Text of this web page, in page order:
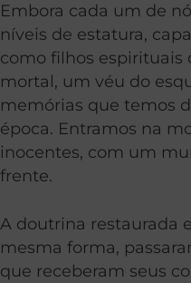
Embora cada um de
níveis de estatura,
como filhos espirituais
mortal, um véu do
memórias que temos
época. Entramos na
inocentes, com um
frente.
A doutrina restaurada
mesma forma,
que receberam seus